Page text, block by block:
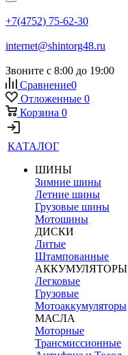
+7(4752) 75-62-30
internet@shintorg48.ru
Звоните с 8:00 до 19:00
Сравнение0
Отложенные 0
Корзина 0
КАТАЛОГ
ШИНЫ
Зимние шины
Летние шины
Грузовые шины
Мотошины
ДИСКИ
Литые
Штампованные
АККУМУЛЯТОРЫ
Легковые
Грузовые
Мотоаккумуляторы
МАСЛА
Моторные
Трансмиссионные